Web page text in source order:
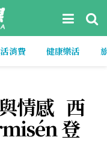
消費 健康樂活
情感 西
登